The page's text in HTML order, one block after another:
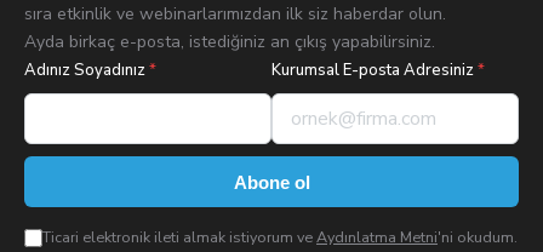
sıra etkinlik ve webinarlarımızdan ilk siz haberdar olun.
Ayda birkaç e-posta, istediğiniz an çıkış yapabilirsiniz.
Adınız Soyadınız* Kurumsal E-posta Adresiniz*
Abone ol
Ticari elektronik ileti almak istiyorum veAydınlatma Metni'ni okudum.